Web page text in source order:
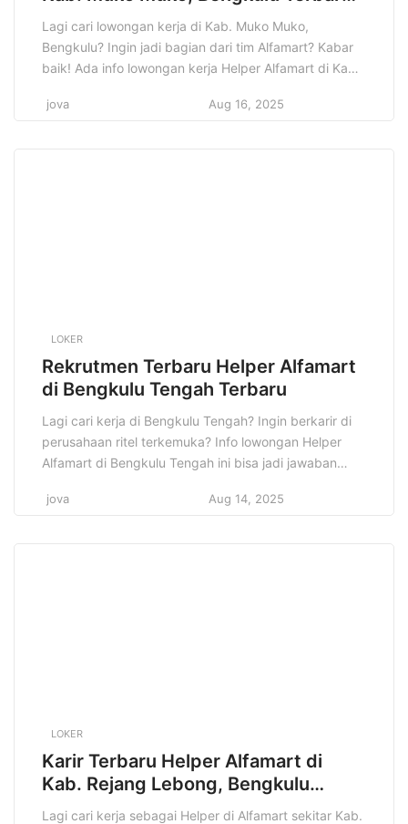
Tahun 2025
Lagi cari lowongan kerja di Kab. Muko Muko,
Bengkulu? Ingin jadi bagian dari tim Alfamart? Kabar
baik! Ada info lowongan kerja Helper Alfamart di Kab.
buat kamu. Informasi lowongan kerja ini penting
jova Aug 16, 2025
LOKER
Rekrutmen Terbaru Helper Alfamart
di Bengkulu Tengah Terbaru
Lagi cari kerja di Bengkulu Tengah? Ingin berkarir di
perusahaan ritel terkemuka? Info lowongan Helper
Alfamart di Bengkulu Tengah ini bisa jadi jawaban
yang energik, teliti, dan siap bekerja keras. Jangan
jova Aug 14, 2025
LOKER
Karir Terbaru Helper Alfamart di
Kab. Rejang Lebong, Bengkulu
Terbaru Tahun 2025
Lagi cari kerja sebagai Helper di Alfamart sekitar Kab.